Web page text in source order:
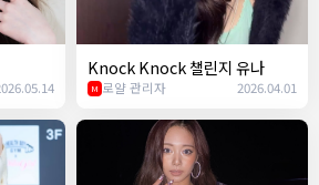
Knock Knock 챌린지 유나
M 로얄 관리자 2026.04.01